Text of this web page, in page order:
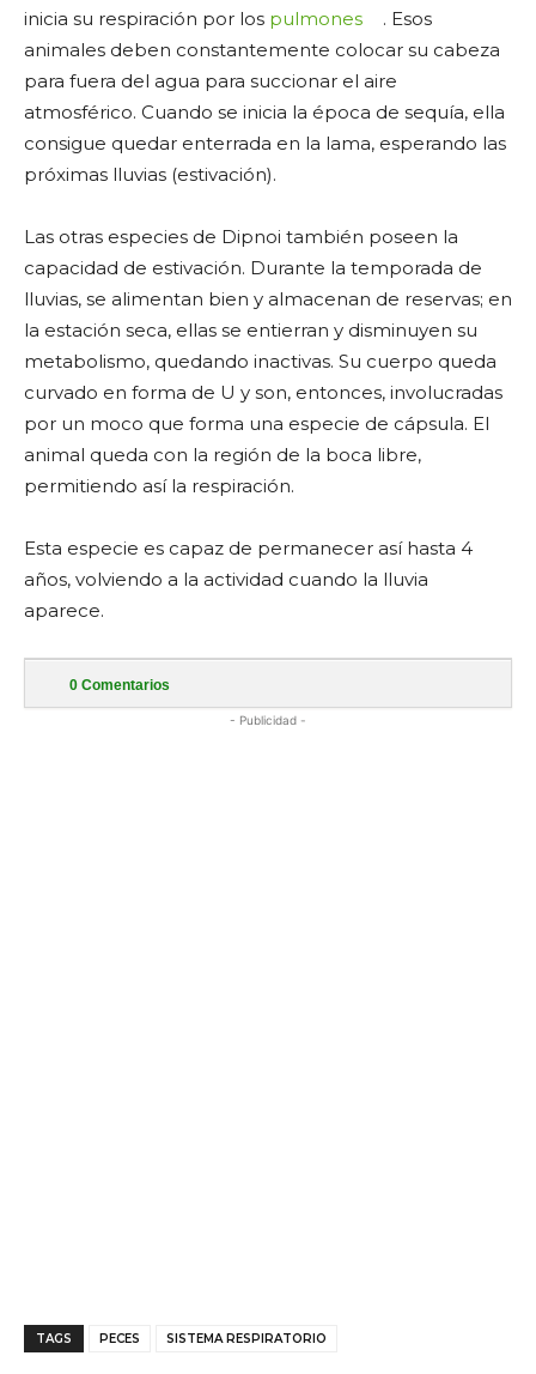
inicia su respiración por los pulmones
. Esos
animales deben constantemente colocar su cabeza
para fuera del agua para succionar el aire
atmosférico. Cuando se inicia la época de sequía, ella
consigue quedar enterrada en la lama, esperando las
próximas lluvias (estivación).
Las otras especies de Dipnoi también poseen la
capacidad de estivación. Durante la temporada de
lluvias, se alimentan bien y almacenan de reservas; en
la estación seca, ellas se entierran y disminuyen su
metabolismo, quedando inactivas. Su cuerpo queda
curvado en forma de U y son, entonces, involucradas
por un moco que forma una especie de cápsula. El
animal queda con la región de la boca libre,
permitiendo así la respiración.
Esta especie es capaz de permanecer así hasta 4
años, volviendo a la actividad cuando la lluvia
aparece.
0 Comentarios
- Publicidad -
TAGS PECES SISTEMA RESPIRATORIO